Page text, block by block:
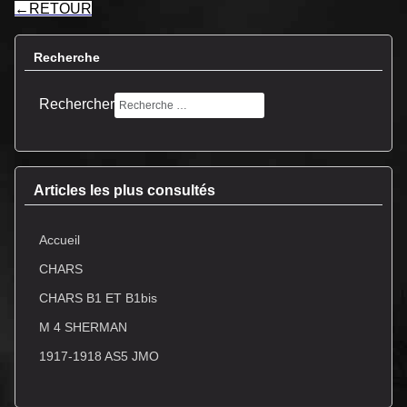
← RETOUR
Recherche
Rechercher
Articles les plus consultés
Accueil
CHARS
CHARS B1 ET B1bis
M 4 SHERMAN
1917-1918 AS5 JMO